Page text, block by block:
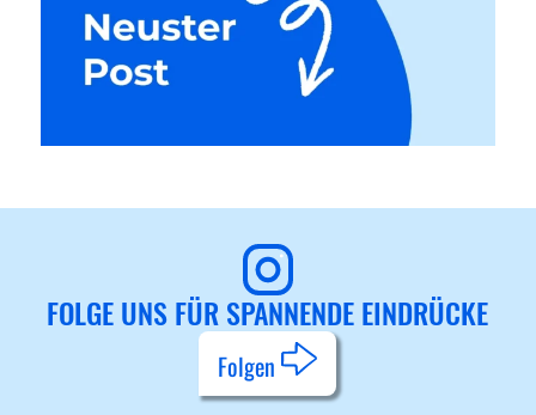
FOLGE UNS FÜR SPANNENDE EINDRÜCKE
Folgen